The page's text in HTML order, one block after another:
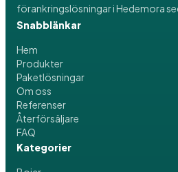
förankringslösningar i Hedemora
Snabblänkar
Hem
Produkter
Paketlösningar
Om oss
Referenser
Återförsäljare
FAQ
Kategorier